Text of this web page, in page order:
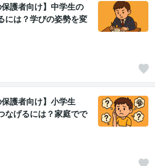
保護者向け】中学生の
には？学びの姿勢を変
保護者向け】小学生
なげるには？家庭でで